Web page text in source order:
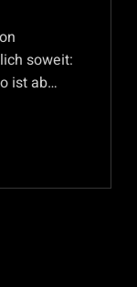
soweit:
ist ab…